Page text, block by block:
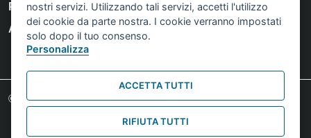
Privacy Policy
Accessibilità
Footer credits
© Comune di Bologna 2023. Tutti i diritti riservati.
nostri servizi. Utilizzando tali servizi, accetti l'utilizzo
dei cookie da parte nostra. I cookie verranno impostati
solo dopo il tuo consenso.
Personalizza
ACCETTA TUTTI
RIFIUTA TUTTI